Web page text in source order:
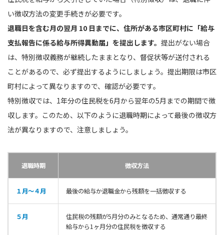
い徴収方法の変更手続きが必要です。
退職日を含む月の翌月 10 日までに、住所がある市区町村に「給与
支払報告に係る給与所得異動届」を提出します。 提出がない場合
は、特別徴収義務が継続したままとなり、督促状等が送付される
ことがあるので、必ず提出するようにしましょう。提出期限は市区
町村によって異なりますので、確認が必要です。
特別徴収では、1年分の住民税を6月から翌年の5月までの期間で徴
収します。このため、以下のように退職時期によって最後の徴収方
法が異なりますので、注意しましょう。
退職時期 徴収方法
１月〜４月 最後の給与か退職金から残額を一括徴収する
５月
住民税の残額が5月分のみとなるため、通常通り最終
給与から1ヶ月分の住民税を徴収する